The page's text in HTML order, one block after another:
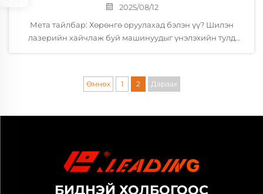
2025/08/12
Мета тайлбар: Хөрөнгө оруулахад бэлэн үү? Шилэн
лазерийн хайчлаж буй машинуудыг үнэлэхийн тулд
удирдлага, үйлчилгээ болон гол үзүүлэлтүүдийн талаар
сурцаарай. Номлол Шилэн лазерийн хайчлагчид
Өмнөх 1 2 Дараах
БИДНЭЙ ХОЛБОГООС